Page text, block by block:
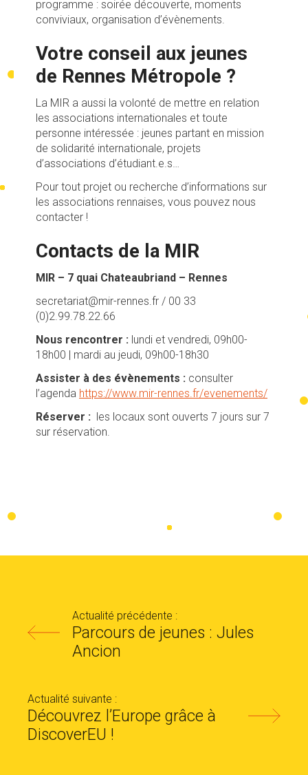
programme : soirée découverte, moments
conviviaux, organisation d’évènements.
Votre conseil aux jeunes
de Rennes Métropole ?
La MIR a aussi la volonté de mettre en relation
les associations internationales et toute
personne intéressée : jeunes partant en mission
de solidarité internationale, projets
d’associations d’étudiant.e.s…
Pour tout projet ou recherche d’informations sur
les associations rennaises, vous pouvez nous
contacter !
Contacts de la MIR
MIR – 7 quai Chateaubriand – Rennes
secretariat@mir-rennes.fr / 00 33
(0)2.99.78.22.66
Nous rencontrer : lundi et vendredi, 09h00-
18h00 | mardi au jeudi, 09h00-18h30
Assister à des évènements : consulter
l’agenda https://www.mir-rennes.fr/evenements/
Réserver : les locaux sont ouverts 7 jours sur 7
sur réservation.
Actualité précédente :
Parcours de jeunes : Jules
Ancion
Actualité suivante :
Découvrez l’Europe grâce à
DiscoverEU !